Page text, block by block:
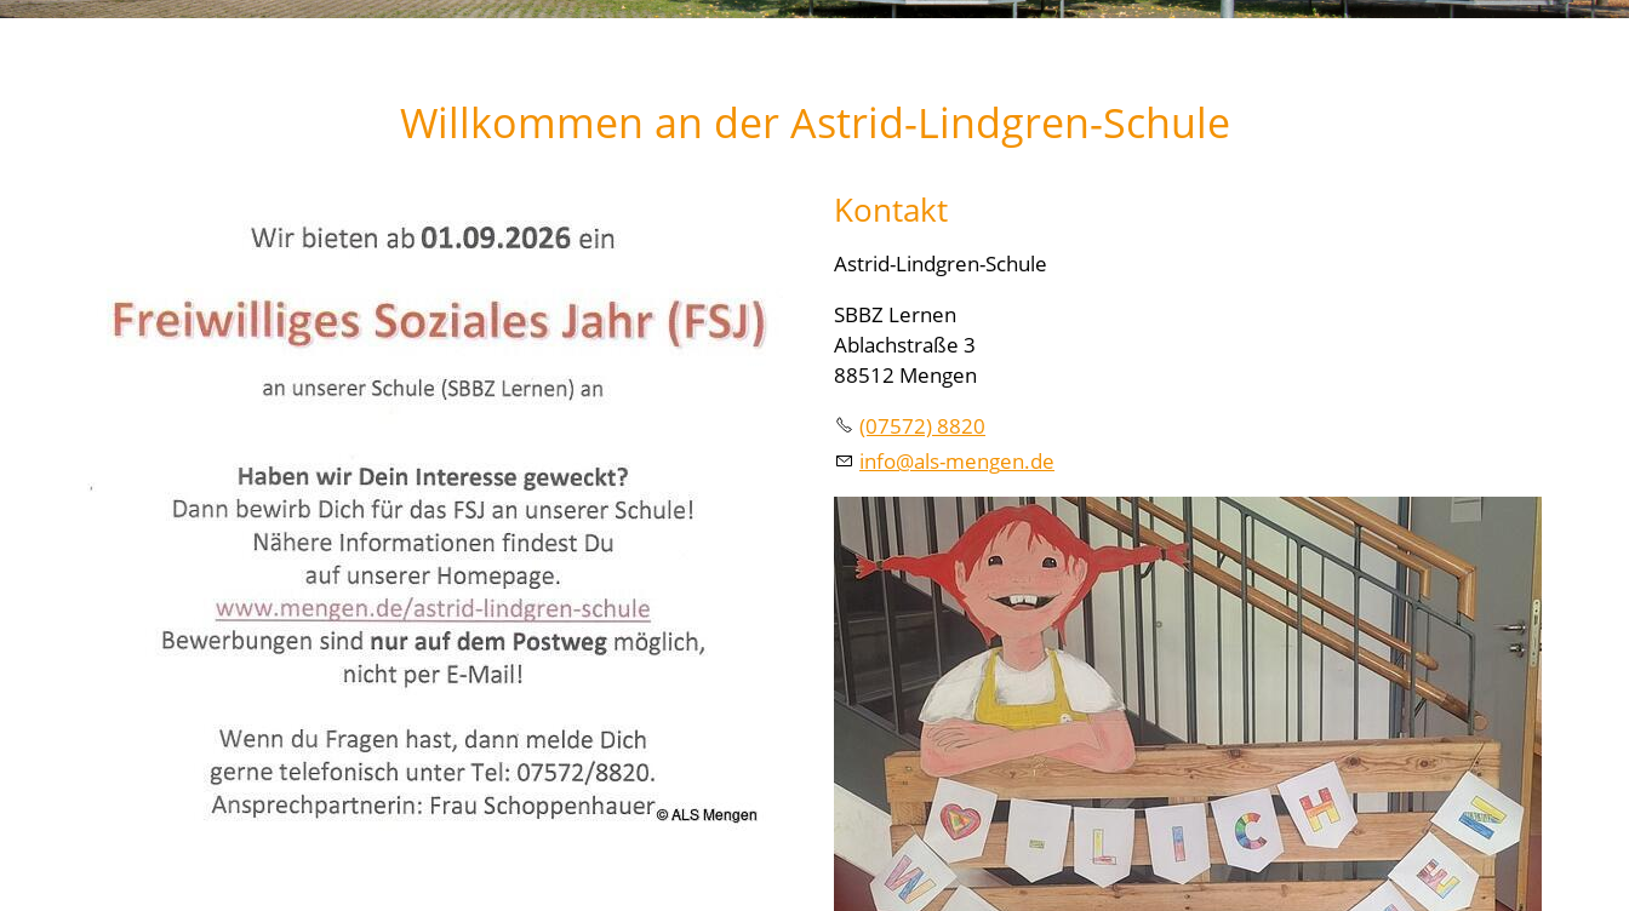
Willkommen an der Astrid-Lindgren-Schule
Kontakt
Astrid-Lindgren-Schule
SBBZ Lernen
Ablachstraße 3
88512 Mengen
(07572) 8820
nf
ls-m ng n d